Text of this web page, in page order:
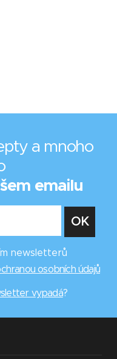
a mnoho
emailu
newsletterů
osobních údajů
vypadá?